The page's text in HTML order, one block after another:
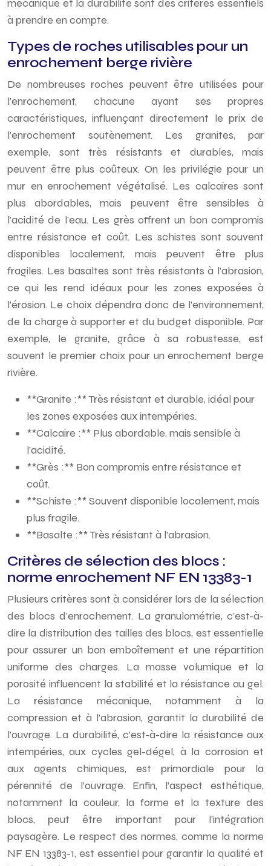
mécanique et la durabilité sont des critères essentiels
à prendre en compte.
Types de roches utilisables pour un
enrochement berge rivière
De nombreuses roches peuvent être utilisées pour
l’enrochement, chacune ayant ses propres
caractéristiques, influençant directement le prix de
l’enrochement soutènement. Les granites, par
exemple, sont très résistants et durables, mais
peuvent être plus coûteux. On les privilégie pour un
mur en enrochement végétalisé. Les calcaires sont
plus abordables, mais peuvent être sensibles à
l’acidité de l’eau. Les grès offrent un bon compromis
entre résistance et coût. Les schistes sont souvent
disponibles localement, mais peuvent être plus
fragiles. Les basaltes sont très résistants à l’abrasion,
ce qui les rend idéaux pour les zones exposées à
l’érosion. Le choix dépendra donc de l’environnement,
de la charge à supporter et du budget disponible. Par
exemple, le granite, grâce à sa robustesse, est
souvent le premier choix pour un enrochement berge
rivière.
**Granite :** Très résistant et durable, idéal pour
les zones exposées aux intempéries.
**Calcaire :** Plus abordable, mais sensible à
l’acidité.
**Grès :** Bon compromis entre résistance et
coût.
**Schiste :** Souvent disponible localement, mais
plus fragile.
**Basalte :** Très résistant à l’abrasion.
Critères de sélection des blocs :
norme enrochement NF EN 13383-1
Plusieurs critères sont à considérer lors de la sélection
des blocs d’enrochement. La granulométrie, c’est-à-
dire la distribution des tailles des blocs, est essentielle
pour assurer un bon emboîtement et une répartition
uniforme des charges. La masse volumique et la
porosité influencent la stabilité et la résistance au gel.
La résistance mécanique, notamment à la
compression et à l’abrasion, garantit la durabilité de
l’ouvrage. La durabilité, c’est-à-dire la résistance aux
intempéries, aux cycles gel-dégel, à la corrosion et
aux agents chimiques, est primordiale pour la
pérennité de l’ouvrage. Enfin, l’aspect esthétique,
notamment la couleur, la forme et la texture des
blocs, peut être important pour l’intégration
paysagère. Le respect des normes, comme la norme
NF EN 13383-1, est essentiel pour garantir la qualité et